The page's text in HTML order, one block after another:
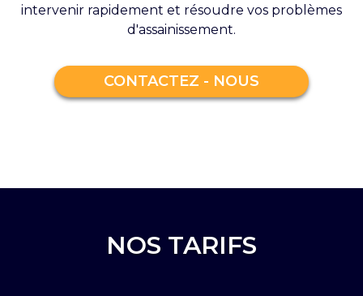
intervenir rapidement et résoudre vos problèmes
d'assainissement.
CONTACTEZ - NOUS
NOS TARIFS